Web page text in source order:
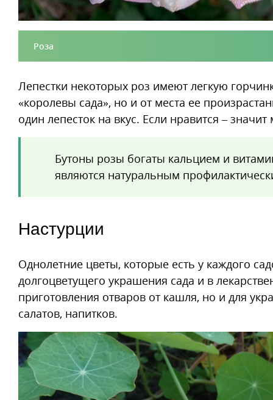
Роза
Лепестки некоторых роз имеют легкую
«королевы сада», но и от места ее
один лепесток на вкус. Если нравится –
Бутоны розы богаты кальцием и
являются натуральным
Настурции
Однолетние цветы, которые есть у каждого
долгоцветущего украшения сада и в
приготовления отваров от кашля, но и для
салатов, напитков.